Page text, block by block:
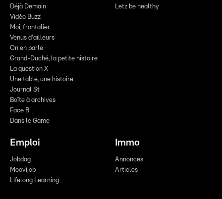
Déjà Demain
Vidéo Buzz
Moi, frontalier
Venus d'ailleurs
On en parle
Grand-Duché, la petite histoire
La question X
Une table, une histoire
Journal St
Boîte à archives
Face B
Dans le Game
Letz be healthy
Emploi
Jobdag
Moovijob
Lifelong Learning
Immo
Annonces
Articles